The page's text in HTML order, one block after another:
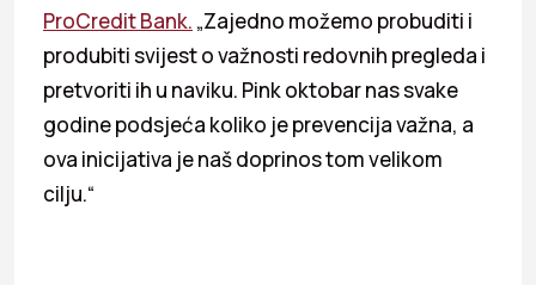
ProCredit Bank. „Zajedno možemo probuditi i
produbiti svijest o važnosti redovnih pregleda i
pretvoriti ih u naviku. Pink oktobar nas svake
godine podsjeća koliko je prevencija važna, a
ova inicijativa je naš doprinos tom velikom
cilju.“